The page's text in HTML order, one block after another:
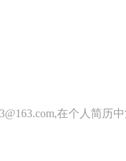
在个人简历